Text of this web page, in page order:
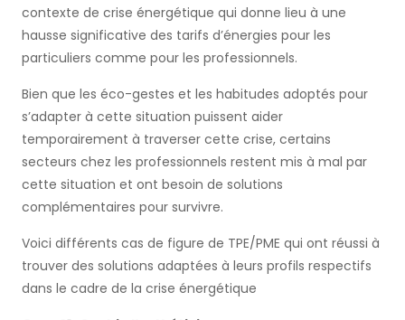
contexte de crise énergétique qui donne lieu à une
hausse significative des tarifs d’énergies pour les
particuliers comme pour les professionnels.
Bien que les éco-gestes et les habitudes adoptés pour
s’adapter à cette situation puissent aider
temporairement à traverser cette crise, certains
secteurs chez les professionnels restent mis à mal par
cette situation et ont besoin de solutions
complémentaires pour survivre.
Voici différents cas de figure de TPE/PME qui ont réussi à
trouver des solutions adaptées à leurs profils respectifs
dans le cadre de la crise énergétique